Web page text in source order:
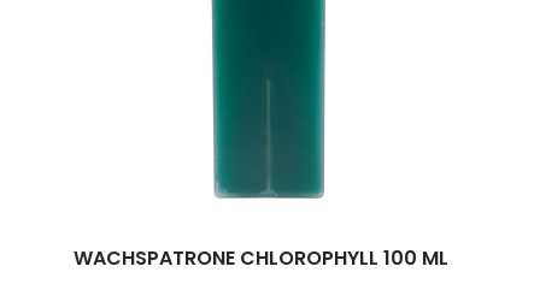
WACHSPATRONE CHLOROPHYLL 100 ML